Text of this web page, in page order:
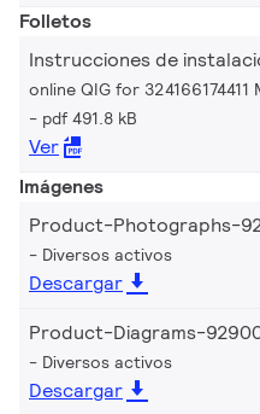
Folletos
Instrucciones de
online QIG for
pdf 491.8 kB
Ver
Imágenes
Product-Photographs-
Diversos activos
Descargar
Product-Diagrams-
Diversos activos
Descargar